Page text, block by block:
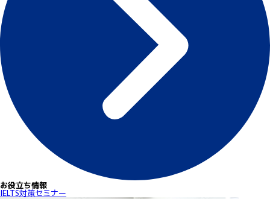
お役立ち情報
IELTS対策セミナー